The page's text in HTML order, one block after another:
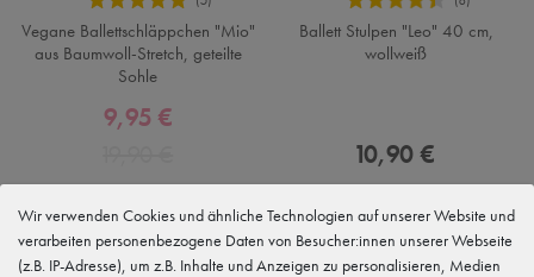
Vegane Ballettschläppchen "Mio"
aus Baumwoll-Stretch, geteilte
Sohle
9,95 €
Ballett Stulpen "Leo" 40 cm,
wollweiß
10,90 €
Wir verwenden Cookies und ähnliche Technologien auf unserer Website und
verarbeiten personenbezogene Daten von Besucher:innen unserer Webseite
(z.B. IP-Adresse), um z.B. Inhalte und Anzeigen zu personalisieren, Medien